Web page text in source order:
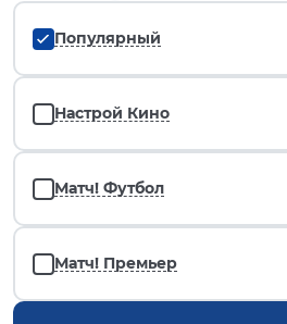
Популярный
Настрой Кино
Матч! Футбол
Матч! Премьер